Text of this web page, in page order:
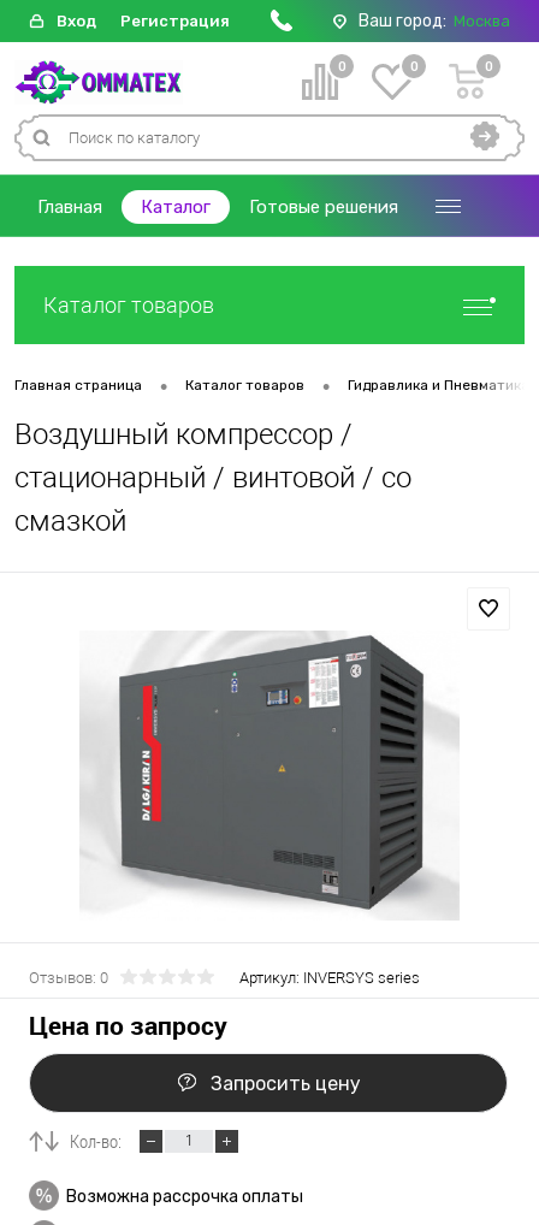
Вход Регистрация Ваш город: Москва
0 0 0
Главная Каталог Готовые решения
Каталог товаров
Главная страница • Каталог товаров • Гидравлика и Пневматика
Воздушный компрессор /
стационарный / винтовой / со
смазкой
Отзывов: 0 Артикул: INVERSYS series
Цена по запросу
Запросить цену
Кол-во:
Возможна рассрочка оплаты